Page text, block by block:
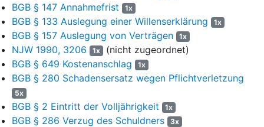
Tatbestand
Die Parteien streiten über ausstehende Vergütungsansprüche
sowie Auskunftsansprüche resultierend aus der
Zusammenarbeit bei verschiedenen Fernsehproduktionen.
Die Klägerin zu 1) ist eine Filmproduktionsfirma. Sie produziert
insbesondere non-fiktionale Inhalte für das Fernsehen. Die
Klägerin zu 2) ist alleinige Gesellschafterin und
Geschäftsführerin der Klägerin zu 1).
BGB § 147 Annahmefrist 1x
BGB § 133 Auslegung einer Willenserklärung 1x
BGB § 157 Auslegung von Verträgen 1x
NJW 1990, 3206 1x (nicht zugeordnet)
BGB § 649 Kostenanschlag
1x
BGB § 280 Schadensersatz wegen Pflichtverletzung
5x
BGB § 2 Eintritt der Volljährigkeit 1x
BGB § 286 Verzug des Schuldners 3x